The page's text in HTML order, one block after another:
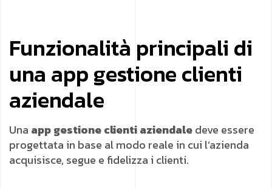
Funzionalità principali di
una app gestione clienti
aziendale
Una app gestione clienti aziendaledeve essere
progettata in base al modo reale in cui l’azienda
acquisisce, segue e fidelizza i clienti.